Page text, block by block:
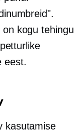
kogu tehingu
eest.
kasutamise